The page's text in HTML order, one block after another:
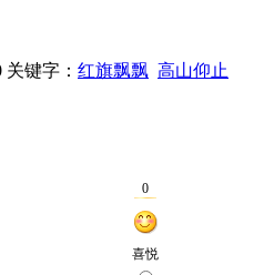
关键字： 红旗飘飘 高山仰止